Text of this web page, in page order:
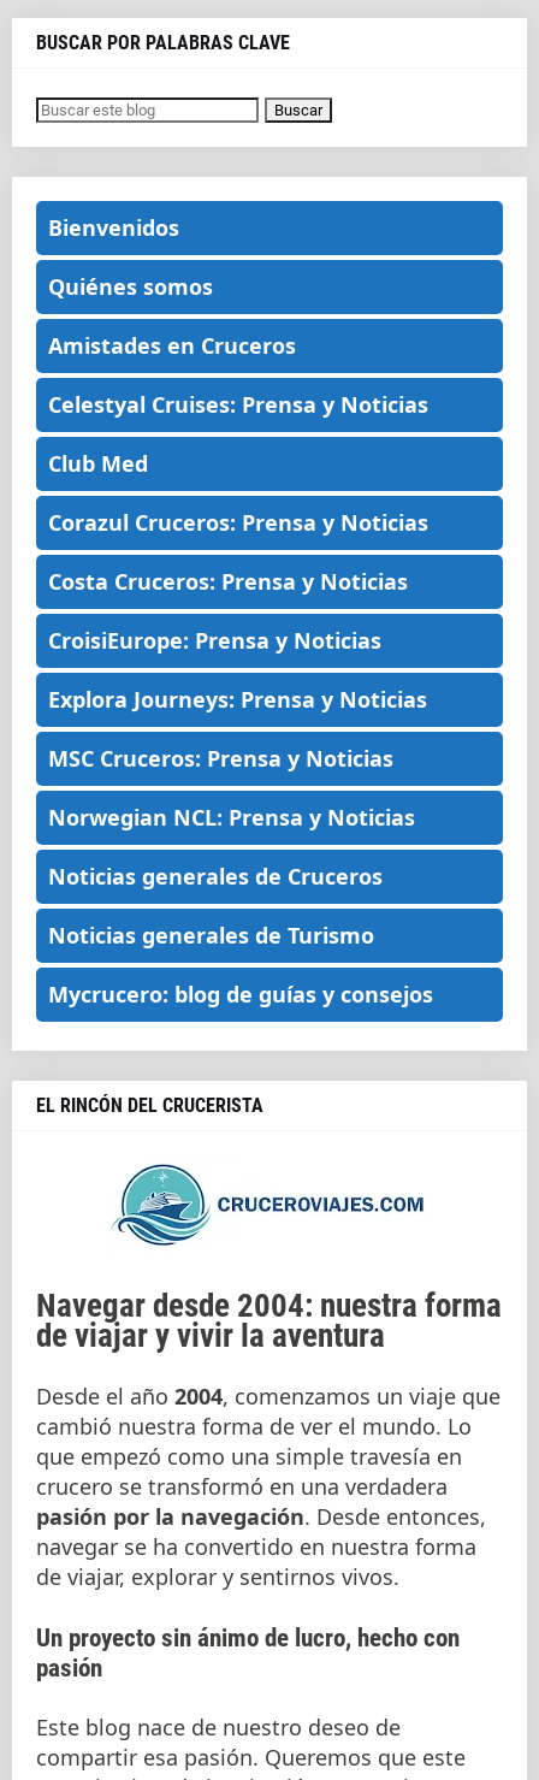
BUSCAR POR PALABRAS CLAVE
Bienvenidos
Quiénes somos
Amistades en Cruceros
Celestyal Cruises: Prensa y Noticias
Club Med
Corazul Cruceros: Prensa y Noticias
Costa Cruceros: Prensa y Noticias
CroisiEurope: Prensa y Noticias
Explora Journeys: Prensa y Noticias
MSC Cruceros: Prensa y Noticias
Norwegian NCL: Prensa y Noticias
Noticias generales de Cruceros
Noticias generales de Turismo
Mycrucero: blog de guías y consejos
EL RINCÓN DEL CRUCERISTA
Navegar desde 2004: nuestra forma
de viajar y vivir la aventura
Desde el año 2004, comenzamos un viaje que
cambió nuestra forma de ver el mundo. Lo
que empezó como una simple travesía en
crucero se transformó en una verdadera
pasión por la navegación. Desde entonces,
navegar se ha convertido en nuestra forma
de viajar, explorar y sentirnos vivos.
Un proyecto sin ánimo de lucro, hecho con
pasión
Este blog nace de nuestro deseo de
compartir esa pasión. Queremos que este